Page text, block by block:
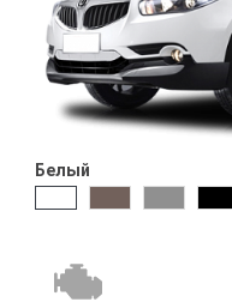
Белый